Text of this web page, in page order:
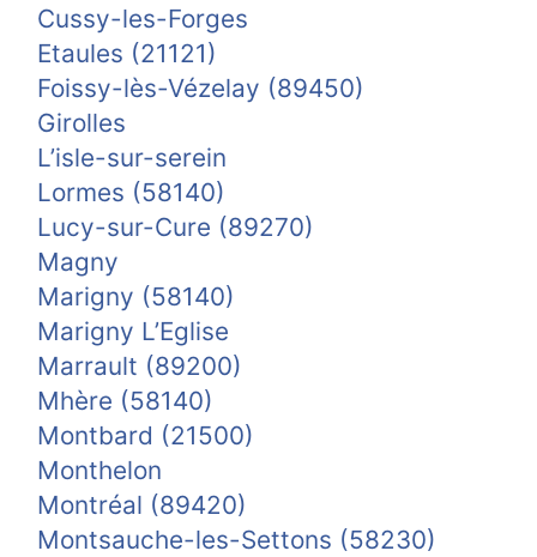
Cussy-les-Forges
Etaules (21121)
Foissy-lès-Vézelay (89450)
Girolles
L’isle-sur-serein
Lormes (58140)
Lucy-sur-Cure (89270)
Magny
Marigny (58140)
Marigny L’Eglise
Marrault (89200)
Mhère (58140)
Montbard (21500)
Monthelon
Montréal (89420)
Montsauche-les-Settons (58230)